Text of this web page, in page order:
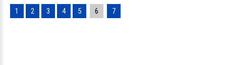
1 2 3 4 5 6 7